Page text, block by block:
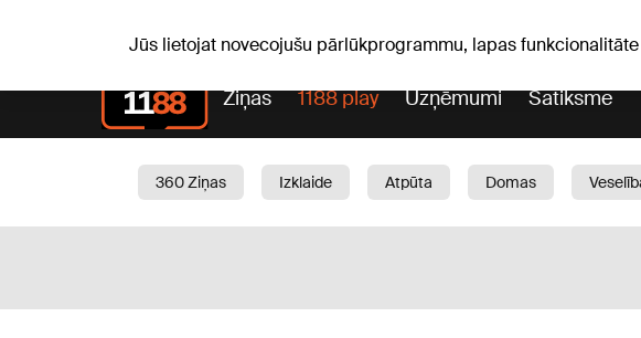
Jūs lietojat novecojušu pārlūkprogrammu, lapas
Ziņas 1188 play Uzņēmumi Satiksme
360 Ziņas Izklaide Atpūta Domas